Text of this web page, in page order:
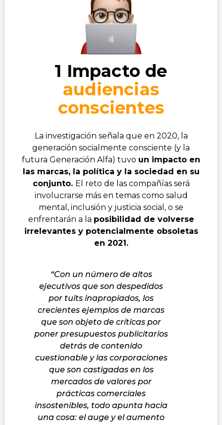
1 Impacto de
audiencias
conscientes
La investigación señala que en 2020, la
generación socialmente consciente (y la
futura Generación Alfa) tuvo un impacto en
las marcas, la política y la sociedad en su
conjunto. El reto de las compañías será
involucrarse más en temas como salud
mental, inclusión y justicia social, o se
enfrentarán a la posibilidad de volverse
irrelevantes y potencialmente obsoletas
en 2021.
“Con un número de altos
ejecutivos que son despedidos
por tuits inapropiados, los
crecientes ejemplos de marcas
que son objeto de críticas por
poner presupuestos publicitarios
detrás de contenido
cuestionable y las corporaciones
que son castigadas en los
mercados de valores por
prácticas comerciales
insostenibles, todo apunta hacia
una cosa: el auge y el aumento